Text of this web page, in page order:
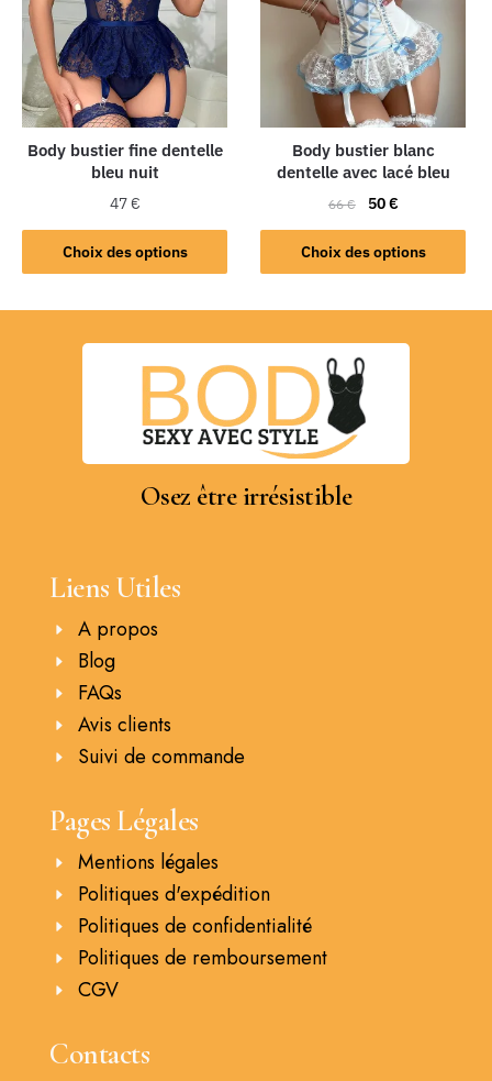
Body bustier fine dentelle
bleu nuit
47€
Choix des options
Body bustier blanc
dentelle avec lacé bleu
66€ 50€
Choix des options
Osez être irrésistible
Liens Utiles
A propos
Blog
FAQs
Avis clients
Suivi de commande
Pages Légales
Mentions légales
Politiques d'expédition
Politiques de confidentialité
Politiques de remboursement
CGV
Contacts